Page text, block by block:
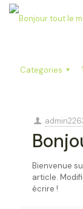
Categories
Bienvenue
article.
écrire !